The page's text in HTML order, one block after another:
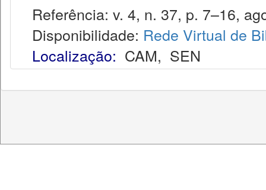
Referência: v. 4, n. 37, p. 7–16,
Disponibilidade: Rede Virtual de
Localização: CAM, SEN